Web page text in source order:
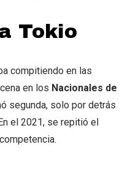
Tokio
compitiendo en las
en los Nacionales de
segunda, solo por detrás
el 2021, se repitió el